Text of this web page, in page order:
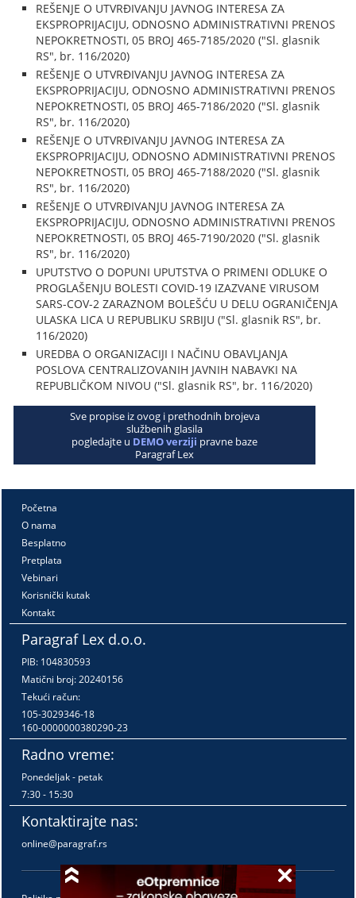
REŠENJE O UTVRĐIVANJU JAVNOG INTERESA ZA
EKSPROPRIJACIJU, ODNOSNO ADMINISTRATIVNI PRENOS
NEPOKRETNOSTI, 05 BROJ 465-7185/2020 ("Sl. glasnik
RS", br. 116/2020)
REŠENJE O UTVRĐIVANJU JAVNOG INTERESA ZA
EKSPROPRIJACIJU, ODNOSNO ADMINISTRATIVNI PRENOS
NEPOKRETNOSTI, 05 BROJ 465-7186/2020 ("Sl. glasnik
RS", br. 116/2020)
REŠENJE O UTVRĐIVANJU JAVNOG INTERESA ZA
EKSPROPRIJACIJU, ODNOSNO ADMINISTRATIVNI PRENOS
NEPOKRETNOSTI, 05 BROJ 465-7188/2020 ("Sl. glasnik
RS", br. 116/2020)
REŠENJE O UTVRĐIVANJU JAVNOG INTERESA ZA
EKSPROPRIJACIJU, ODNOSNO ADMINISTRATIVNI PRENOS
NEPOKRETNOSTI, 05 BROJ 465-7190/2020 ("Sl. glasnik
RS", br. 116/2020)
UPUTSTVO O DOPUNI UPUTSTVA O PRIMENI ODLUKE O
PROGLAŠENJU BOLESTI COVID-19 IZAZVANE VIRUSOM
SARS-COV-2 ZARAZNOM BOLEŠĆU U DELU OGRANIČENJA
ULASKA LICA U REPUBLIKU SRBIJU ("Sl. glasnik RS", br.
116/2020)
UREDBA O ORGANIZACIJI I NAČINU OBAVLJANJA
POSLOVA CENTRALIZOVANIH JAVNIH NABAVKI NA
REPUBLIČKOM NIVOU ("Sl. glasnik RS", br. 116/2020)
Sve propise iz ovog i prethodnih brojeva
službenih glasila
pogledajte u DEMO verziji pravne baze
Paragraf Lex
Početna
O nama
Besplatno
Pretplata
Vebinari
Korisnički kutak
Kontakt
Paragraf Lex d.o.o.
PIB: 104830593
Matični broj: 20240156
Tekući račun:
105-3029346-18
160-0000000380290-23
Radno vreme:
Ponedeljak - petak
7:30 - 15:30
Kontaktirajte nas:
online@paragraf.rs